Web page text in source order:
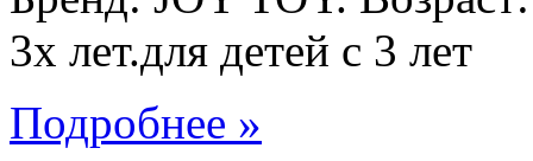
3х лет.для детей с 3 лет
Подробнее »